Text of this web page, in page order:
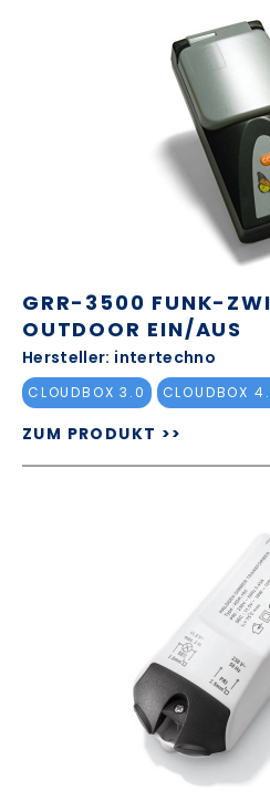
GRR-3500 FUNK-
OUTDOOR EIN/AUS
Hersteller: intertechno
CLOUDBOX 3.0 CLOUDBOX
ZUM PRODUKT >>